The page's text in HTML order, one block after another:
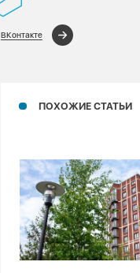
ВКонтакте
ПОХОЖИЕ СТАТЬИ